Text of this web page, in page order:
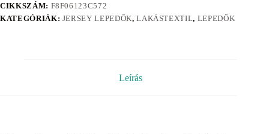
CIKKSZÁM: F8F06123C572
KATEGÓRIÁK: JERSEY LEPEDŐK,LAKÁSTEXTIL, LEPEDŐK
Leírás